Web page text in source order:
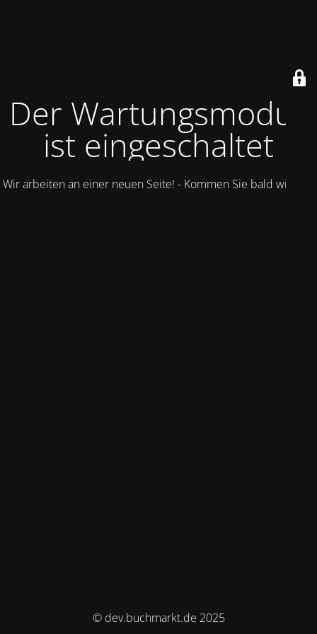
Der Wartungsmodus
ist eingeschaltet
Wir arbeiten an einer neuen Seite! - Kommen Sie bald wieder.
© dev.buchmarkt.de 2025